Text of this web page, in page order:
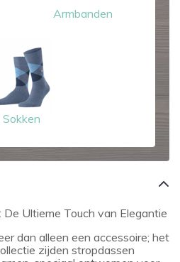
Armbanden
Sokken
Ultieme Touch van Elegantie
dan alleen een accessoire; het
zijden stropdassen